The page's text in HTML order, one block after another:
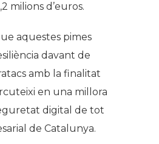
milions d’euros.
aquestes pimes
davant de
amb la finalitat
en una millora
digital de tot
de Catalunya.